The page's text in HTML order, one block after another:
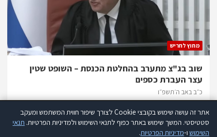
מחוץ לחריש
שוב בג"צ מתערב בהחלטת הכנסת – השופט שטין
עצר העברת כספים
כ״ב באב ה׳תשפ״ו
אתר זה עושה שימוש בקובצי Cookie לצורך שיפור חווית המשתמש ומעקב
סטטיסטי. המשך שימוש באתר כפוף לתנאי השימוש ולמדיניות הפרטיות. תנאי
השימוש ו-מדיניות הפרטיות.
אתר זה עושה שימוש בקוקיז לצורך שיפור חווית המשתמש ומעקב סטטיסטי.
קרא עוד